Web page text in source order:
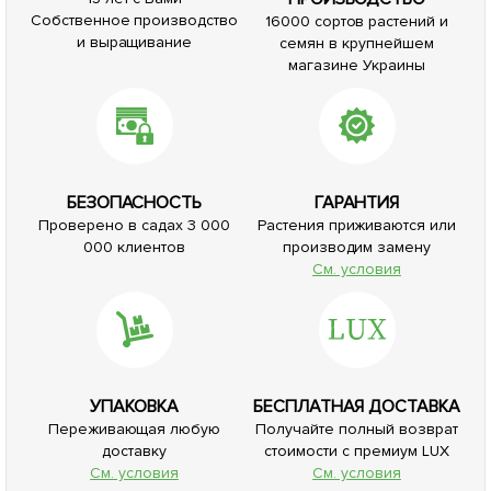
Собственное производство
и выращивание
16000 сортов растений и
семян в крупнейшем
магазине Украины
БЕЗОПАСНОСТЬ
Проверено в садах 3 000
000 клиентов
ГАРАНТИЯ
Растения приживаются или
производим замену
См. условия
УПАКОВКА
Переживающая любую
доставку
См. условия
БЕСПЛАТНАЯ ДОСТАВКА
Получайте полный возврат
стоимости с премиум LUX
См. условия